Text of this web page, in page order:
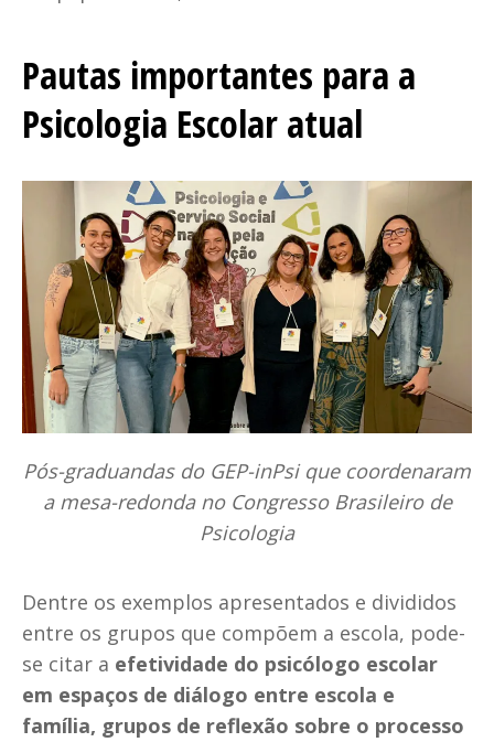
Pautas importantes para a
Psicologia Escolar atual
Pós-graduandas do GEP-inPsi que coordenaram
a mesa-redonda no Congresso Brasileiro de
Psicologia
Dentre os exemplos apresentados e divididos
entre os grupos que compõem a escola, pode-
se citar a efetividade do psicólogo escolar
em espaços de diálogo entre escola e
família, grupos de reflexão sobre o processo